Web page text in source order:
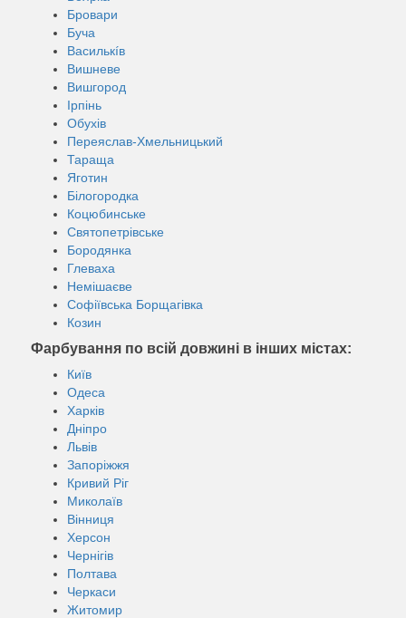
Бровари
Буча
Василькíв
Вишневе
Вишгород
Ірпінь
Обухів
Переяслав-Хмельницький
Тараща
Яготин
Білогородка
Коцюбинське
Святопетрівське
Бородянка
Глеваха
Немішаєве
Софіївська Борщагівка
Козин
Фарбування по всій довжині в інших містах:
Київ
Одеса
Харків
Дніпро
Львів
Запоріжжя
Кривий Ріг
Миколаїв
Вінниця
Херсон
Чернігів
Полтава
Черкаси
Житомир